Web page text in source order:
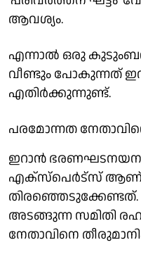
ആവശ്യം.
എന്നാല്‍ ഒരു
വീണ്ടും പോകുന്നത്
എതിര്‍ക്കുന്നുണ്ട്.
പരമോന്നത
ഇറാന്‍
എക്സ്പെര്‍ട്സ് ആണ്
തിരഞ്ഞെടുക്കേണ്ടത്.
അടങ്ങുന്ന സമിതി
നേതാവിനെ